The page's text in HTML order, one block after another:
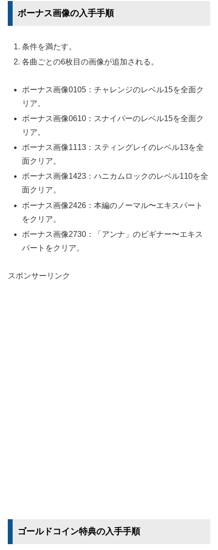
ボーナス画像の入手手順
条件を満たす。
各曲ごとの6枚目の画像が追加される。
ボーナス画像0105：チャレンジのレベル15を全面ク
リア。
ボーナス画像0610：スナイパーのレベル15を全面ク
リア。
ボーナス画像1113：スティングレイのレベル13を全
面クリア。
ボーナス画像1423：ハニカムロックのレベル110を全
面クリア。
ボーナス画像2426：本編のノーマル〜エキスパート
をクリア。
ボーナス画像2730：「アンナ」のビギナー〜エキス
パートをクリア。
スポンサーリンク
ゴールドコイン特典の入手手順